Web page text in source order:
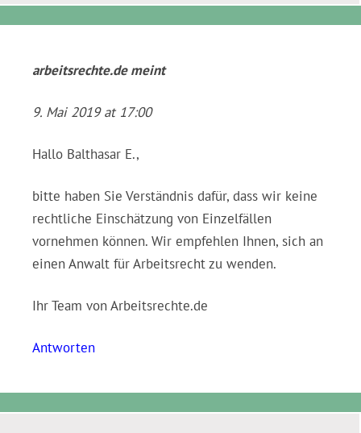
arbeitsrechte.demeint
9. Mai 2019 at 17:00
Hallo Balthasar E.,
bitte haben Sie Verständnis dafür, dass wir keine
rechtliche Einschätzung von Einzelfällen
vornehmen können. Wir empfehlen Ihnen, sich an
einen Anwalt für Arbeitsrecht zu wenden.
Ihr Team von Arbeitsrechte.de
Antworten